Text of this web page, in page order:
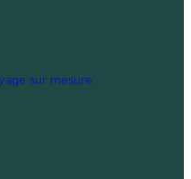
sur mesure